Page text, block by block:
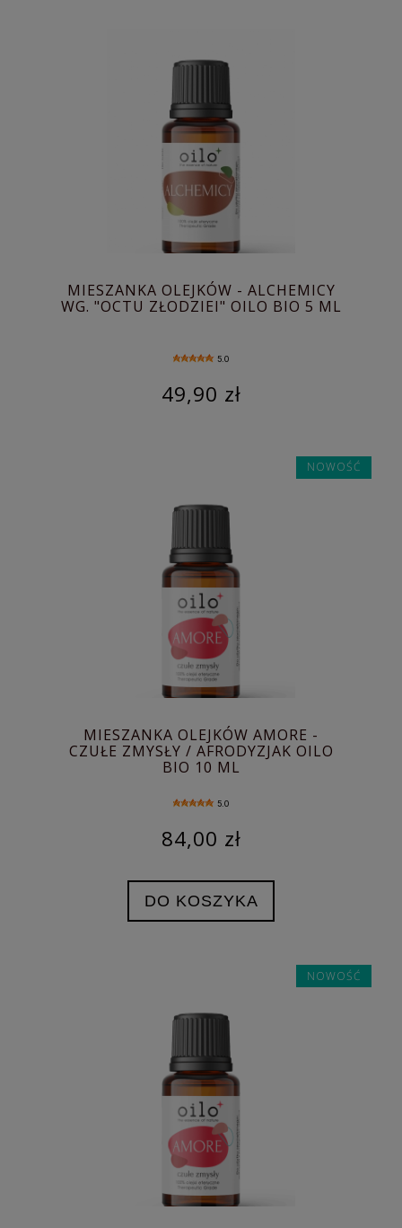
MIESZANKA OLEJKÓW - ALCHEMICY
WG. "OCTU ZŁODZIEI" OILO BIO 5 ML
5.0
49,90 zł
MIESZANKA OLEJKÓW AMORE -
CZUŁE ZMYSŁY / AFRODYZJAK OILO
BIO 10 ML
5.0
84,00 zł
DO KOSZYKA
NOWOŚĆ
NOWOŚĆ